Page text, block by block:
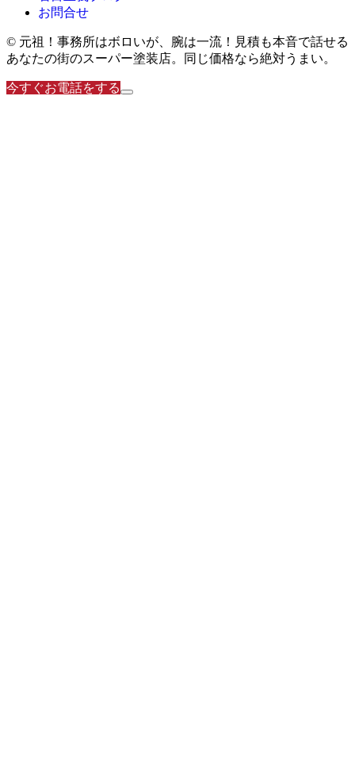
お問合せ
© 元祖！事務所はボロいが、腕は一流！見積も本音で話せる
あなたの街のスーパー塗装店。同じ価格なら絶対うまい。
今すぐお電話をする